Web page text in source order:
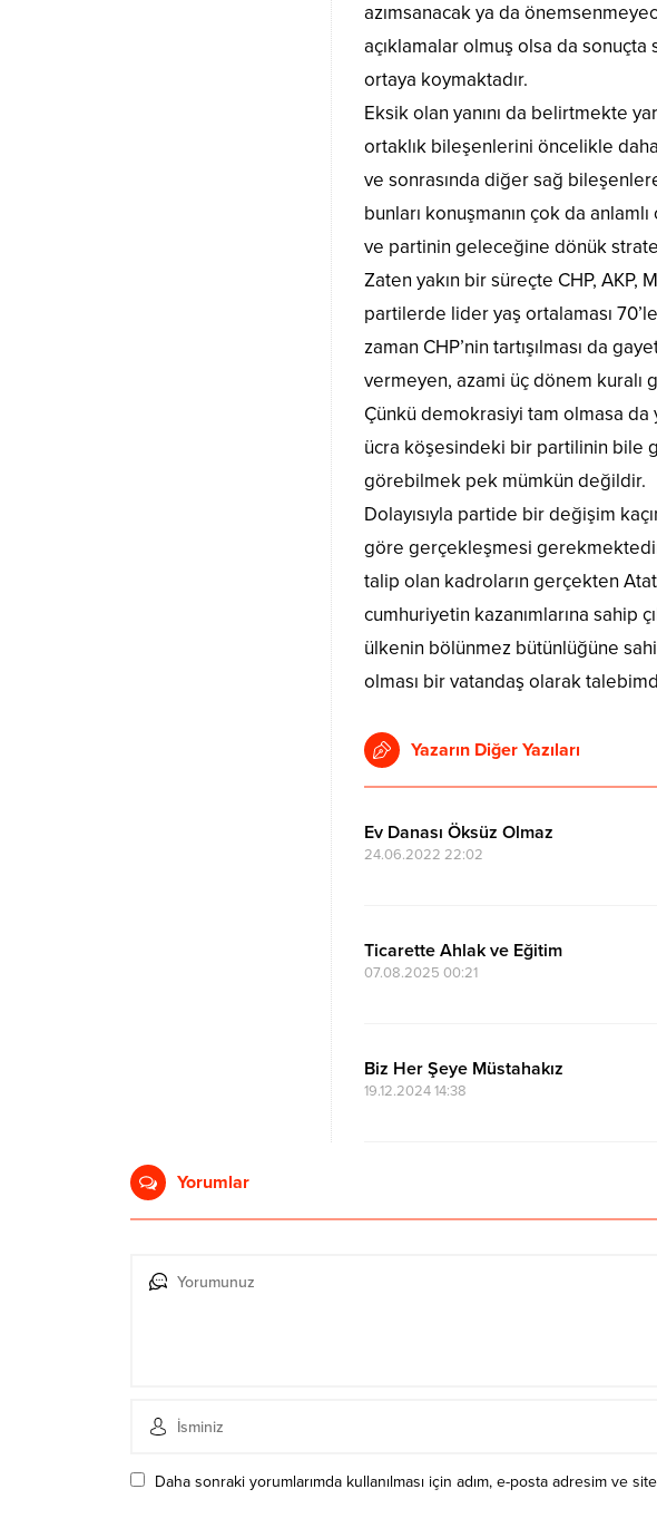
azımsanacak ya da
açıklamalar olmuş olsa da sonuçta
ortaya koymaktadır.
Eksik olan yanını da belirtmekte
ortaklık bileşenlerini öncelikle
ve sonrasında diğer sağ
bunları konuşmanın çok da
ve partinin geleceğine dönük
Zaten yakın bir süreçte CHP, AKP,
partilerde lider yaş ortalaması
zaman CHP’nin tartışılması da
vermeyen, azami üç dönem kuralı
Çünkü demokrasiyi tam olmasa da
ücra köşesindeki bir partilinin bile
görebilmek pek mümkün değildir.
Dolayısıyla partide bir değişim
göre gerçekleşmesi
talip olan kadroların gerçekten
cumhuriyetin kazanımlarına sahip
ülkenin bölünmez bütünlüğüne
olması bir vatandaş olarak
Yazarın Diğer Yazıları
Ev Danası Öksüz Olmaz
24.06.2022 22:02
Ticarette Ahlak ve Eğitim
07.08.2025 00:21
Biz Her Şeye Müstahakız
19.12.2024 14:38
Yorumlar
Daha sonraki yorumlarımda kullanılması için adım, e-posta adresim ve